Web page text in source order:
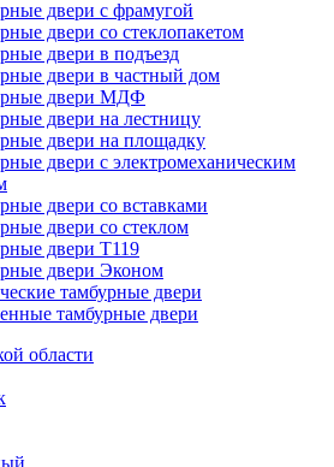
двери с фрамугой
двери со стеклопакетом
двери в подъезд
двери в частный дом
двери МДФ
двери на лестницу
двери на площадку
двери с электромеханическим
двери со вставками
двери со стеклом
двери Т119
двери Эконом
тамбурные двери
тамбурные двери
области